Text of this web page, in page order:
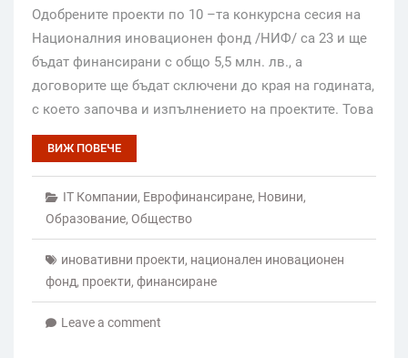
Oдобрените проекти по 10 –та конкурсна сесия на
Националния иновационен фонд /НИФ/ са 23 и ще
бъдат финансирани с общо 5,5 млн. лв., а
договорите ще бъдат сключени до края на годината,
с което започва и изпълнението на проектите. Това
ВИЖ ПОВЕЧЕ
IT Компании, Еврофинансиране, Новини,
Образование, Общество
иновативни проекти, национален иновационен
фонд, проекти, финансиране
Leave a comment